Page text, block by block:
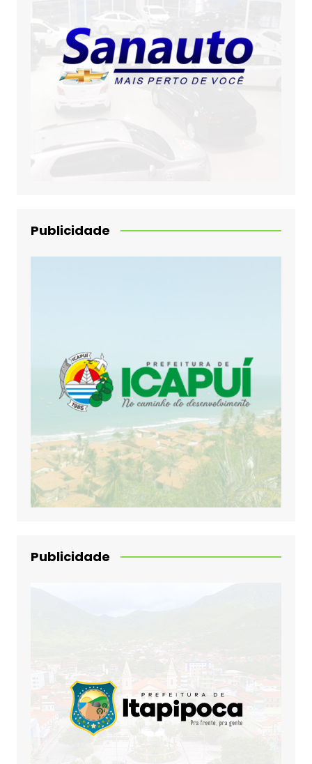
Publicidade
Publicidade